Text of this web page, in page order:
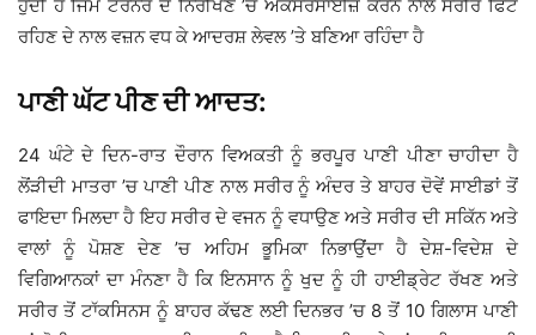
ਹੁੰਦੀ ਹੈ ਜਿੰਮ ਟਰੇਨਰ ਦੇ ਨਿਰੀਖਣ ’ਚ ਐਕਸਰਸਾਈਜ਼ ਕਰਨ ਨਾਲ ਸਰੀਰ ਫਿੱਟ
ਰਹਿਣ ਦੇ ਨਾਲ ਵਜ਼ਨ ਵਧ ਕੇ ਆਦਰਸ਼ ਲੇਵਲ ’ਤੇ ਬਣਿਆ ਰਹਿੰਦਾ ਹੈ
ਪਾਣੀ ਘੱਟ ਪੀਣ ਦੀ ਆਦਤ:
24 ਘੰਟੇ ਦੇ ਦਿਨ-ਰਾਤ ਦੌਰਾਨ ਵਿਅਕਤੀ ਨੂੰ ਭਰਪੂਰ ਪਾਣੀ ਪੀਣਾ ਚਾਹੀਦਾ ਹੈ
ਲੋਂੜੀਦੀ ਮਾਤਰਾ ’ਚ ਪਾਣੀ ਪੀਣ ਨਾਲ ਸਰੀਰ ਨੂੰ ਅੰਦਰ ਤੇ ਬਾਹਰ ਦੋਵੇਂ ਸਾਈਡਾਂ ਤੋਂ
ਫਾਇਦਾ ਮਿਲਦਾ ਹੈ ਇਹ ਸਰੀਰ ਦੇ ਵਜਨ ਨੂੰ ਵਧਾਉਣ ਅਤੇ ਸਰੀਰ ਦੀ ਸਕਿੱਨ ਅਤੇ
ਵਾਲਾਂ ਨੂੰ ਪੋਸ਼ਣ ਦੇਣ ’ਚ ਅਹਿਮ ਭੂਮਿਕਾ ਨਿਭਾਉਂਦਾ ਹੈ ਦੇਸ਼-ਵਿਦੇਸ਼ ਦੇ
ਵਿਗਿਆਨਕਾਂ ਦਾ ਮੰਨਣਾ ਹੈ ਕਿ ਇਨਸਾਨ ਨੂੰ ਖੁਦ ਨੂੰ ਹੀ ਹਾਈਡ੍ਰੇਟ ਰੱਖਣ ਅਤੇ
ਸਰੀਰ ਤੋਂ ਟਾੱਕਸਿਨਸ ਨੂੰ ਬਾਹਰ ਕੱਢਣ ਲਈ ਦਿਨਭਰ ’ਚ 8 ਤੋਂ 10 ਗਿਲਾਸ ਪਾਣੀ